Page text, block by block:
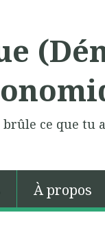
ce que tu
À propos